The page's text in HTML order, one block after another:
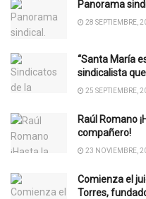
Panorama
28 SEPTIEMBRE,
“Santa María
sindicalista
25 SEPTIEMBRE,
Raúl Romano
compañero!
23 NOVIEMBRE,
Comienza el
Torres,